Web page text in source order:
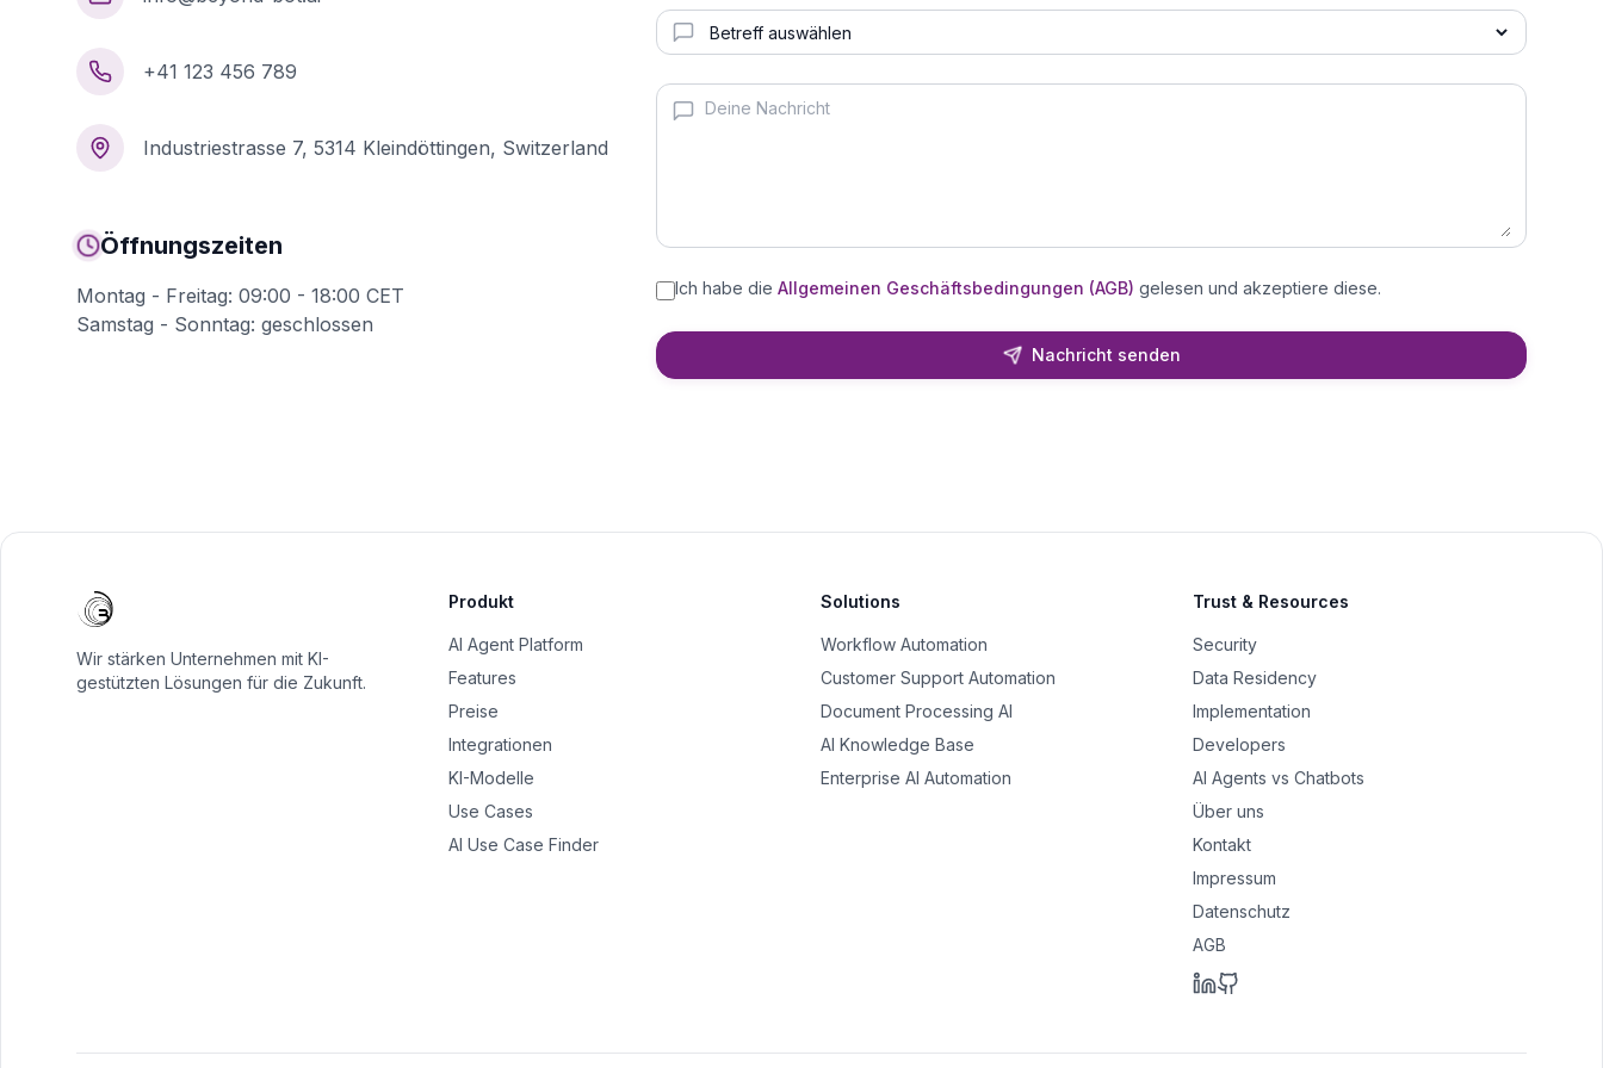
+41 123 456 789
Industriestrasse 7, 5314 Kleindöttingen, Switzerland
Öffnungszeiten
Montag - Freitag: 09:00 - 18:00 CET
Samstag - Sonntag: geschlossen
Ich habe dieAllgemeinen Geschäftsbedingungen (AGB) gelesen und akzeptiere diese.
Nachricht senden
Wir stärken Unternehmen mit KI-
gestützten Lösungen für die Zukunft.
Produkt
AI Agent Platform
Features
Preise
Integrationen
KI-Modelle
Use Cases
AI Use Case Finder
Solutions
Workflow Automation
Customer Support Automation
Document Processing AI
AI Knowledge Base
Enterprise AI Automation
Trust & Resources
Security
Data Residency
Implementation
Developers
AI Agents vs Chatbots
Über uns
Kontakt
Impressum
Datenschutz
AGB